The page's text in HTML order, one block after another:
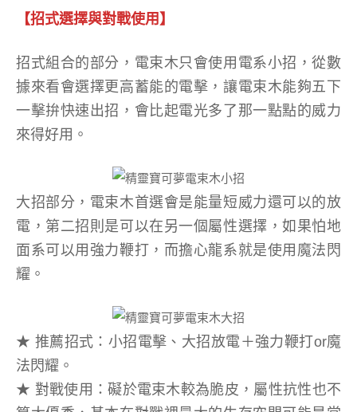
【招式選擇與對戰使用】
招式組合的部分，電束木只會使用電系小招，從數
據來看會選擇更高蓄能的電擊，讓電束木能夠五下
一擊拚快速出招，會比起電光多了那一點點的威力
來得好用。
大招部分，電束木首選會是能量短威力還可以的放
電，第二招則是可以在另一個屬性選擇，如果怕地
面系可以用強力鞭打，而擔心龍系就是使用魔法閃
耀。
★ 推薦招式：小招電擊、大招放電＋強力鞭打or魔
法閃耀。
★ 對戰使用：礙於電束木較為脆皮，屬性抗性也不